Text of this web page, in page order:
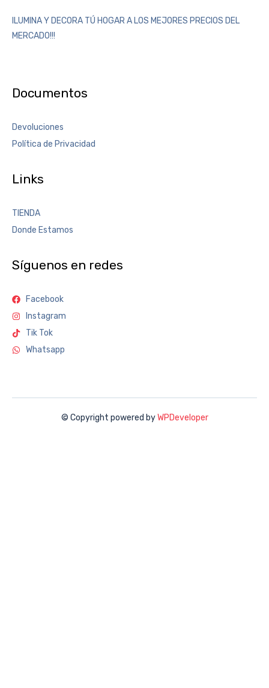
ILUMINA Y DECORA TÚ HOGAR A LOS MEJORES PRECIOS DEL
MERCADO!!!
Documentos
Devoluciones
Política de Privacidad
Links
TIENDA
Donde Estamos
Síguenos en redes
Facebook
Instagram
Tik Tok
Whatsapp
© Copyright powered byWPDeveloper